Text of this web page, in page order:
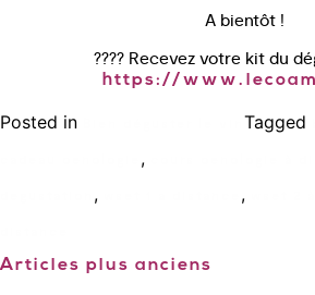
A bientôt !
???? Recevez votre kit du
https://
Posted in Tagged
,
, ,
Articles plus anciens